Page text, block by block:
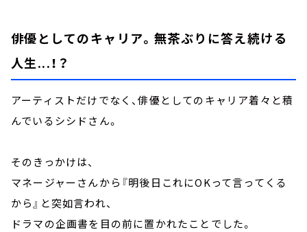
俳優としてのキャリア。無茶ぶりに答え続ける
人生...！？
アーティストだけでなく、俳優としてのキャリア着々と積
んでいるシシドさん。
そのきっかけは、
マネージャーさんから『明後日これにOKって言ってくる
から』と突如言われ、
ドラマの企画書を目の前に置かれたことでした。